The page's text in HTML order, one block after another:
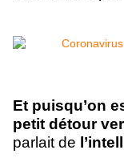
Et puisqu’on
petit détour
parlait de